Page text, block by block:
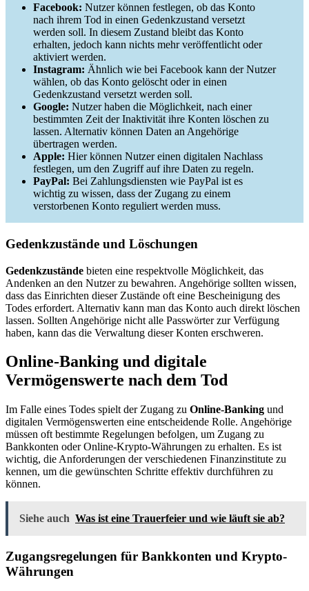
Facebook: Nutzer können festlegen, ob das Konto
nach ihrem Tod in einen Gedenkzustand versetzt
werden soll. In diesem Zustand bleibt das Konto
erhalten, jedoch kann nichts mehr veröffentlicht oder
aktiviert werden.
Instagram: Ähnlich wie bei Facebook kann der Nutzer
wählen, ob das Konto gelöscht oder in einen
Gedenkzustand versetzt werden soll.
Google: Nutzer haben die Möglichkeit, nach einer
bestimmten Zeit der Inaktivität ihre Konten löschen zu
lassen. Alternativ können Daten an Angehörige
übertragen werden.
Apple: Hier können Nutzer einen digitalen Nachlass
festlegen, um den Zugriff auf ihre Daten zu regeln.
PayPal: Bei Zahlungsdiensten wie PayPal ist es
wichtig zu wissen, dass der Zugang zu einem
verstorbenen Konto reguliert werden muss.
Gedenkzustände und Löschungen
Gedenkzustände bieten eine respektvolle Möglichkeit, das
Andenken an den Nutzer zu bewahren. Angehörige sollten wissen,
dass das Einrichten dieser Zustände oft eine Bescheinigung des
Todes erfordert. Alternativ kann man das Konto auch direkt löschen
lassen. Sollten Angehörige nicht alle Passwörter zur Verfügung
haben, kann das die Verwaltung dieser Konten erschweren.
Online-Banking und digitale
Vermögenswerte nach dem Tod
Im Falle eines Todes spielt der Zugang zu Online-Banking und
digitalen Vermögenswerten eine entscheidende Rolle. Angehörige
müssen oft bestimmte Regelungen befolgen, um Zugang zu
Bankkonten oder Online-Krypto-Währungen zu erhalten. Es ist
wichtig, die Anforderungen der verschiedenen Finanzinstitute zu
kennen, um die gewünschten Schritte effektiv durchführen zu
können.
Siehe auch Was ist eine Trauerfeier und wie läuft sie ab?
Zugangsregelungen für Bankkonten und Krypto-
Währungen